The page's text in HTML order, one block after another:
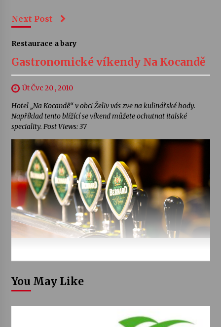
Next Post
Restaurace a bary
Gastronomické víkendy Na Kocandě
Út Čvc 20 , 2010
Hotel „Na Kocandě“ v obci Želiv vás zve na kulinářské hody.
Například tento blížící se víkend můžete ochutnat italské
speciality. Post Views: 37
You May Like